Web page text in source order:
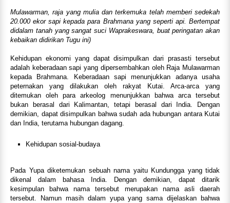
Mulawarman, raja yang mulia dan terkemuka telah memberi sedekah
20.000 ekor sapi kepada para Brahmana yang seperti api. Bertempat
didalam tanah yang sangat suci Waprakeswara, buat peringatan akan
kebaikan didirikan Tugu ini)
Kehidupan ekonomi yang dapat disimpulkan dari prasasti tersebut
adalah keberadaan sapi yang dipersembahkan oleh Raja Mulawarman
kepada Brahmana. Keberadaan sapi menunjukkan adanya usaha
peternakan yang dilakukan oleh rakyat Kutai. Arca-arca yang
ditemukan oleh para arkeolog menunjukkan bahwa arca tersebut
bukan berasal dari Kalimantan, tetapi berasal dari India. Dengan
demikian, dapat disimpulkan bahwa sudah ada hubungan antara Kutai
dan India, terutama hubungan dagang.
Kehidupan sosial-budaya
Pada Yupa diketemukan sebuah nama yaitu Kundungga yang tidak
dikenal dalam bahasa India. Dengan demikian, dapat ditarik
kesimpulan bahwa nama tersebut merupakan nama asli daerah
tersebut. Namun masih dalam yupa yang sama dijelaskan bahwa